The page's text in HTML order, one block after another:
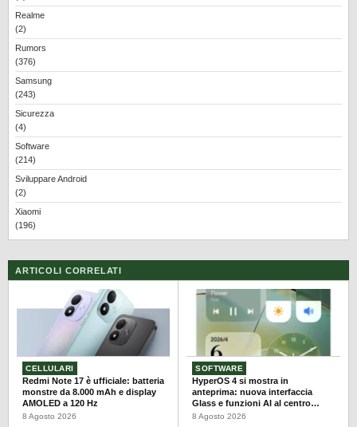
Realme
(2)
Rumors
(376)
Samsung
(243)
Sicurezza
(4)
Software
(214)
Sviluppare Android
(2)
Xiaomi
(196)
ARTICOLI CORRELATI
CELLULARI
Redmi Note 17 è ufficiale: batteria
monstre da 8.000 mAh e display
AMOLED a 120 Hz
8 Agosto 2026
SOFTWARE
HyperOS 4 si mostra in
anteprima: nuova interfaccia
Glass e funzioni AI al centro
dell’aggiornamento
8 Agosto 2026